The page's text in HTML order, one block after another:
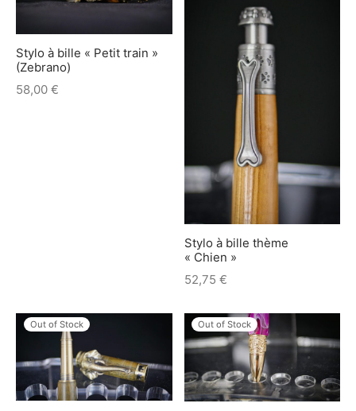
Stylo à bille « Petit train »
(Zebrano)
58,00 €
Stylo à bille thème
« Chien »
52,75 €
Out of Stock Out of Stock